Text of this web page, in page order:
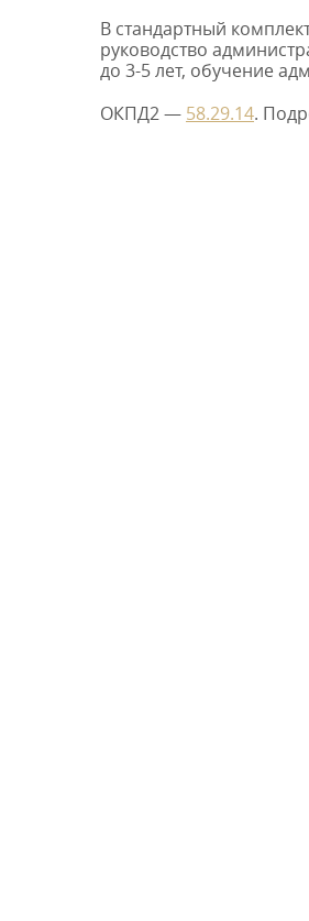
В стандартный
руководство
до 3-5 лет, обучение
ОКПД2 — 58.29.14.